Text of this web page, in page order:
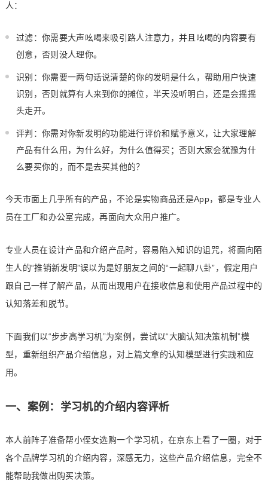
人：
过滤：你需要大声吆喝来吸引路人注意力，并且吆喝的内容要有
创意，否则没人理你。
识别：你需要一两句话说清楚的你的发明是什么，帮助用户快速
识别，否则就算有人来到你的摊位，半天没听明白，还是会摇摇
头走开。
评判：你需对你新发明的功能进行评价和赋予意义，让大家理解
产品有什么用，为什么好，为什么值得买；否则大家会犹豫为什
么要买你的，而不是去买其他的？
今天市面上几乎所有的产品，不论是实物商品还是App，都是专业人
员在工厂和办公室完成，再面向大众用户推广。
专业人员在设计产品和介绍产品时，容易陷入知识的诅咒，将面向陌
生人的“推销新发明”误以为是好朋友之间的“一起聊八卦”，假定用户
跟自己一样了解产品，从而出现用户在接收信息和使用产品过程中的
认知落差和脱节。
下面我们以“步步高学习机”为案例，尝试以“大脑认知决策机制”模
型，重新组织产品介绍信息，对上篇文章的认知模型进行实践和应
用。
一、案例：学习机的介绍内容评析
本人前阵子准备帮小侄女选购一个学习机，在京东上看了一圈，对于
各个品牌学习机的介绍内容，深感无力，这些产品介绍信息，完全不
能帮助我做出购买决策。